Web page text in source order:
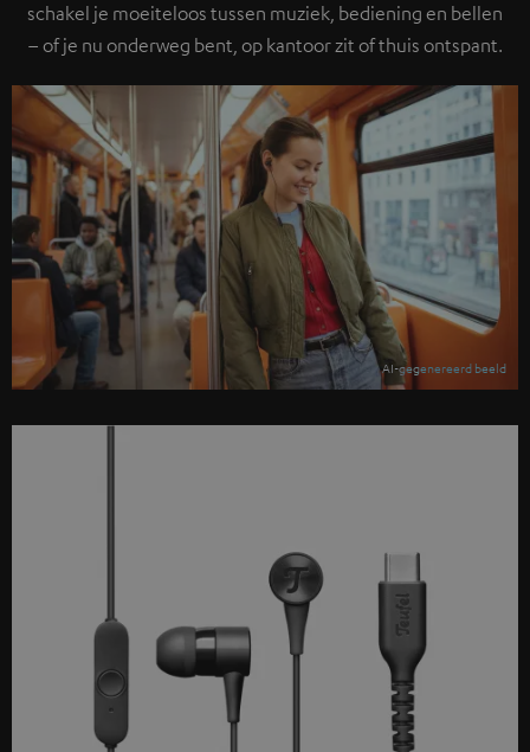
schakel je moeiteloos tussen muziek, bediening en bellen
– of je nu onderweg bent, op kantoor zit of thuis ontspant.